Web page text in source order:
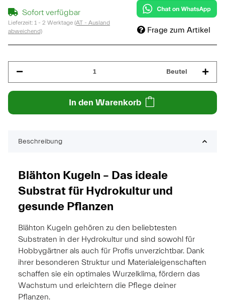
Sofort verfügbar
Lieferzeit: 1 - 2 Werktage (AT - Ausland
abweichend)
Frage zum Artikel
Beutel
In den Warenkorb
Beschreibung
Blähton Kugeln – Das ideale
Substrat für Hydrokultur und
gesunde Pflanzen
Blähton Kugeln gehören zu den beliebtesten
Substraten in der Hydrokultur und sind sowohl für
Hobbygärtner als auch für Profis unverzichtbar. Dank
ihrer besonderen Struktur und Materialeigenschaften
schaffen sie ein optimales Wurzelklima, fördern das
Wachstum und erleichtern die Pflege deiner
Pflanzen.